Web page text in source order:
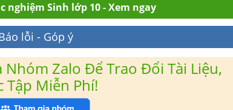
nghiệm Sinh lớp 10 - Xem ngay
lỗi - Góp ý
Nhóm Zalo Để Trao Đổi Tài Liệu,
Tập Miễn Phí!